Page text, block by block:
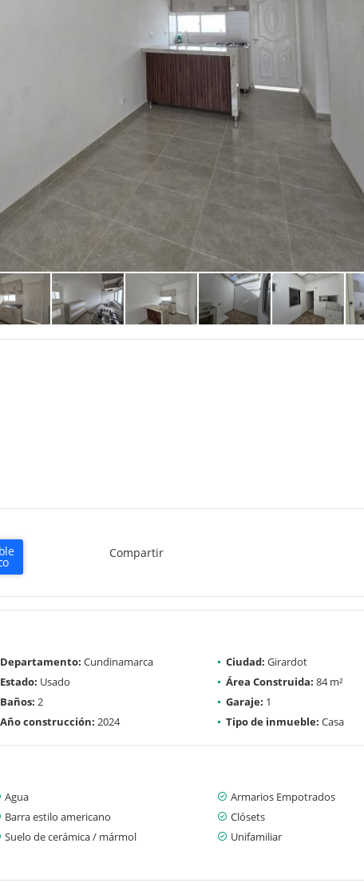
Compartir
Departamento: Cundinamarca Ciudad: Girardot
Estado: Usado Área Construida: 84 m²
Baños: 2 Garaje: 1
Año construcción: 2024 Tipo de inmueble: Casa
Agua Armarios Empotrados
Barra estilo americano Clósets
Suelo de cerámica / mármol Unifamiliar